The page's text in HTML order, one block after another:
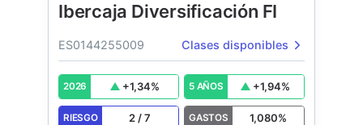
Ibercaja Diversificación FI
ES0144255009 Clases disponibles
2026 +1,34% 5 AÑOS +1,94%
RIESGO 2 /7 GASTOS 1,080%